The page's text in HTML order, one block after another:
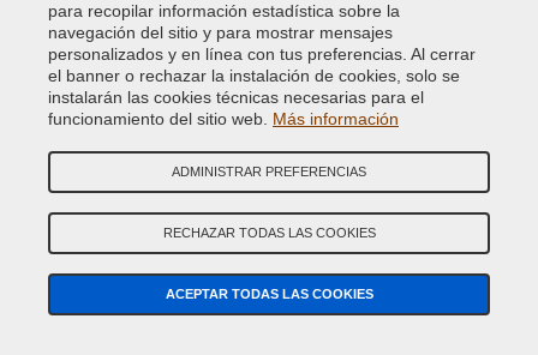
Código de Color Original :391B
Código de Producto:BVCD-FI-391B
VERDE CRYSTAL MET.
Código de Color Original :340
Código de Producto:BVCD-FI-340
para recopilar información estadística sobre la
navegación del sitio y para mostrar mensajes
personalizados y en línea con tus preferencias. Al cerrar
el banner o rechazar la instalación de cookies, solo se
instalarán las cookies técnicas necesarias para el
funcionamiento del sitio web. Más información
ADMINISTRAR PREFERENCIAS
RECHAZAR TODAS LAS COOKIES
ACEPTAR TODAS LAS COOKIES